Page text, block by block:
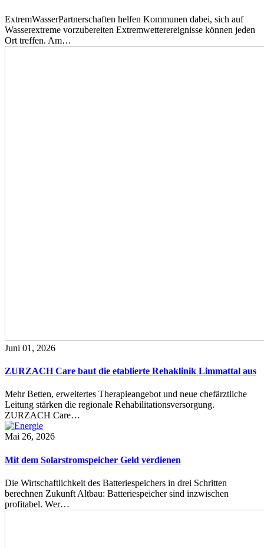
ExtremWasserPartnerschaften helfen Kommunen dabei, sich auf
Wasserextreme vorzubereiten Extremwetterereignisse können jeden
Ort treffen. Am…
Juni 01, 2026
ZURZACH Care baut die etablierte Rehaklinik Limmattal aus
Mehr Betten, erweitertes Therapieangebot und neue chefärztliche
Leitung stärken die regionale Rehabilitationsversorgung.
ZURZACH Care…
Mai 26, 2026
Mit dem Solarstromspeicher Geld verdienen
Die Wirtschaftlichkeit des Batteriespeichers in drei Schritten
berechnen Zukunft Altbau: Batteriespeicher sind inzwischen
profitabel. Wer…